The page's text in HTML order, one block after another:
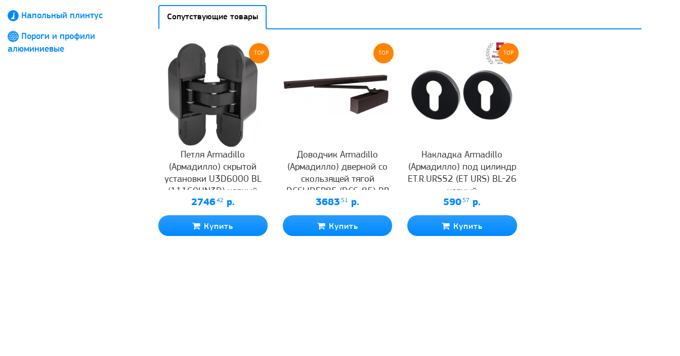
Напольный плинтус
Пороги и профили
алюминиевые
Сопутствующие товары
TOP
Петля Armadillo
(Армадилло) скрытой
установки U3D6000 BL
(11160UN3D) черный
2746.42 р.
Купить
TOP
Доводчик Armadillo
(Армадилло) дверной со
скользящей тягой
DCSLIDER85 (DCS-85) BR
(коричневый)
3683.51 р.
Купить
TOP
Накладка Armadillo
(Армадилло) под цилиндр
ET.R.URS52 (ET URS) BL-26
черный
590.57 р.
Купить